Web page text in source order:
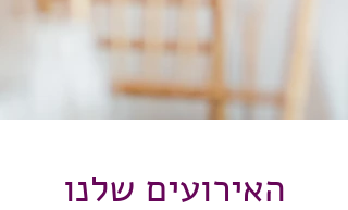
האירועים שלנו